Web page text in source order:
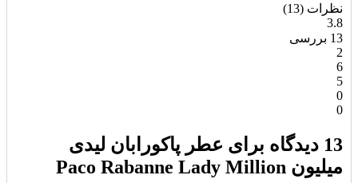
نظرات (13)
3.8
13 بررسی
2
6
5
0
0
13 دیدگاه برای
عطر پاکورابان لیدی
میلیون Paco Rabanne Lady Million